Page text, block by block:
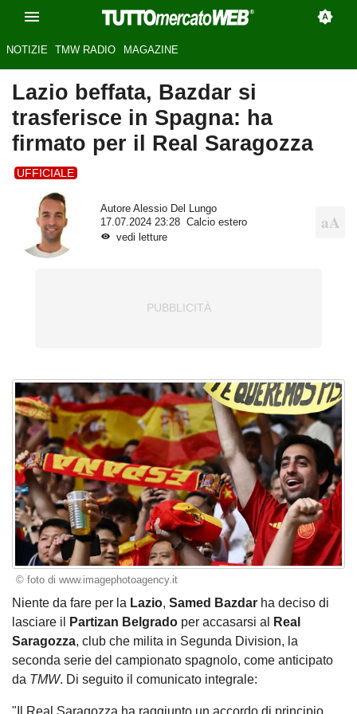
NOTIZIE TMW RADIO MAGAZINE
Lazio beffata, Bazdar si
trasferisce in Spagna: ha
firmato per il Real Saragozza
UFFICIALE
Autore Alessio Del Lungo
17.07.2024 23:28
Calcio estero
vedi letture
© foto di www.imagephotoagency.it
Niente da fare per la Lazio, Samed Bazdar ha deciso di
lasciare il
Partizan Belgrado per accasarsi al
Real
Saragozza, club che milita in Segunda Division, la
seconda serie del campionato spagnolo, come anticipato
da TMW. Di seguito il comunicato integrale:
"Il Real Saragozza ha raggiunto un accordo di principio